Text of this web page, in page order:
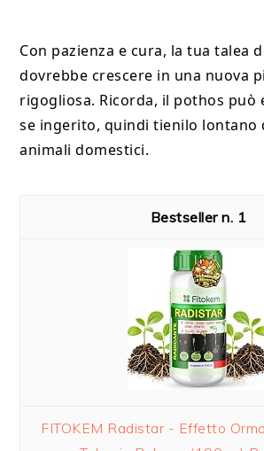
Con pazienza e cura, la tua talea
dovrebbe crescere in una nuova
rigogliosa. Ricorda, il pothos può
se ingerito, quindi tienilo lontano
animali domestici.
1
FITOKEM Radistar - Effetto